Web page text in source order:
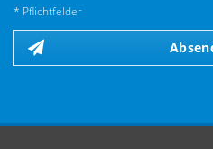
* Pflichtfelder